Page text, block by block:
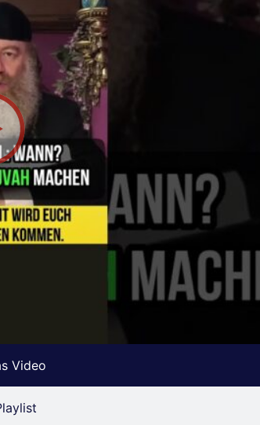
Video